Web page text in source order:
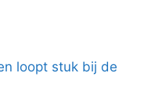
loopt stuk bij de